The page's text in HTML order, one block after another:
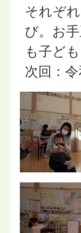
それぞ
び。お
も子ど
次回：